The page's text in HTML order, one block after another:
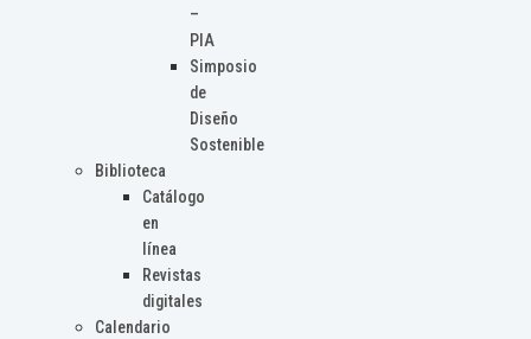
–
PIA
Simposio
de
Diseño
Sostenible
Biblioteca
Catálogo
en
línea
Revistas
digitales
Calendario